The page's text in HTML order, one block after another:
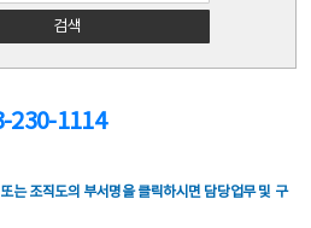
검색
230-1114
는 조직도의 부서명을 클릭하시면 담당업무 및 구